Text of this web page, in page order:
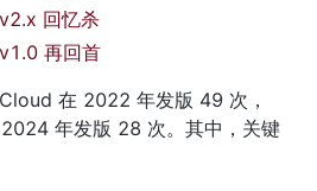
回忆杀
再回首
在 2022 年发版 49 次，
年发版 28 次。其中，关键